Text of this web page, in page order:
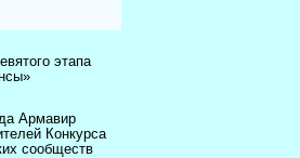
этапа
Армавир
Конкурса
сообществ